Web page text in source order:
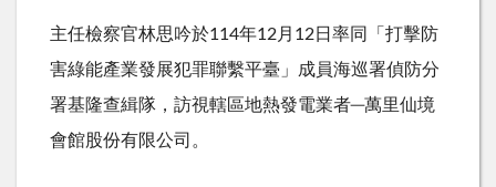
主任檢察官林思吟於114年12月 12日率同「打擊防
害綠能產業發展犯罪聯繫平臺」成員海巡署偵防分
署基隆查緝隊，訪視轄區地熱發電業者─萬里仙境
會館股份有限公司。